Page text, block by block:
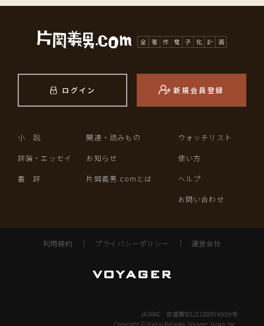
ログイン 新規会員登録
小 説
評論・エッセイ
書 評
関連・読みもの
お知らせ
片岡義男.comとは
ウォッチリスト
使い方
ヘルプ
お問い合わせ
利用規約 ｜ プライバシーポリシー ｜ 運営会社
JASRAC 許諾第9012122009Y45059号
Copyright © Yoshio Kataoka, Voyager Japan, Inc.